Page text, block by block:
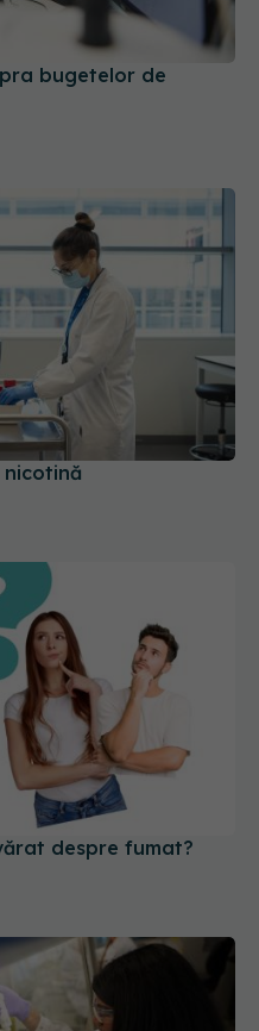
bugetelor de
despre fumat?